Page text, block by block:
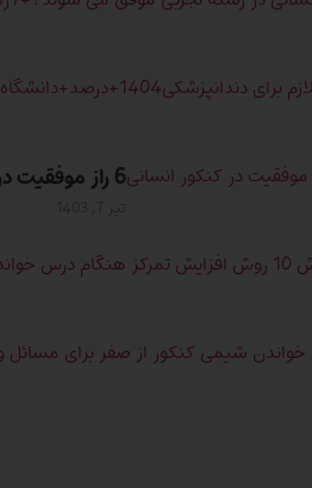
6 راز موفقیت در کنکور انسانی